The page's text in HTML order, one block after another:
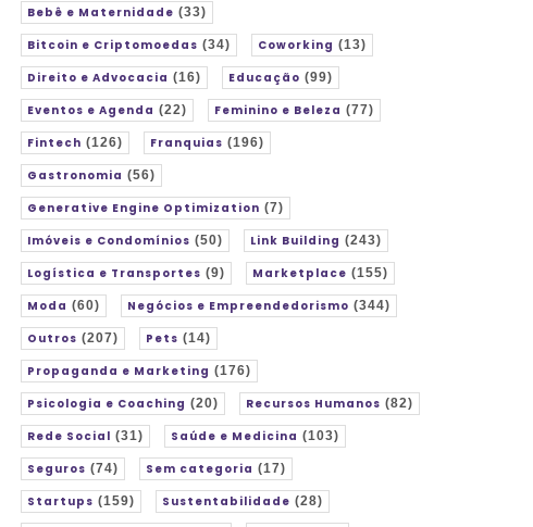
Bebê e Maternidade (33)
Bitcoin e Criptomoedas (34) Coworking (13)
Direito e Advocacia (16) Educação (99)
Eventos e Agenda (22) Feminino e Beleza (77)
Fintech (126) Franquias (196)
Gastronomia (56)
Generative Engine Optimization (7)
Imóveis e Condomínios (50) Link Building (243)
Logística e Transportes (9) Marketplace (155)
Moda (60) Negócios e Empreendedorismo (344)
Outros (207) Pets (14)
Propaganda e Marketing (176)
Psicologia e Coaching (20) Recursos Humanos (82)
Rede Social (31) Saúde e Medicina (103)
Seguros (74) Sem categoria (17)
Startups (159) Sustentabilidade (28)